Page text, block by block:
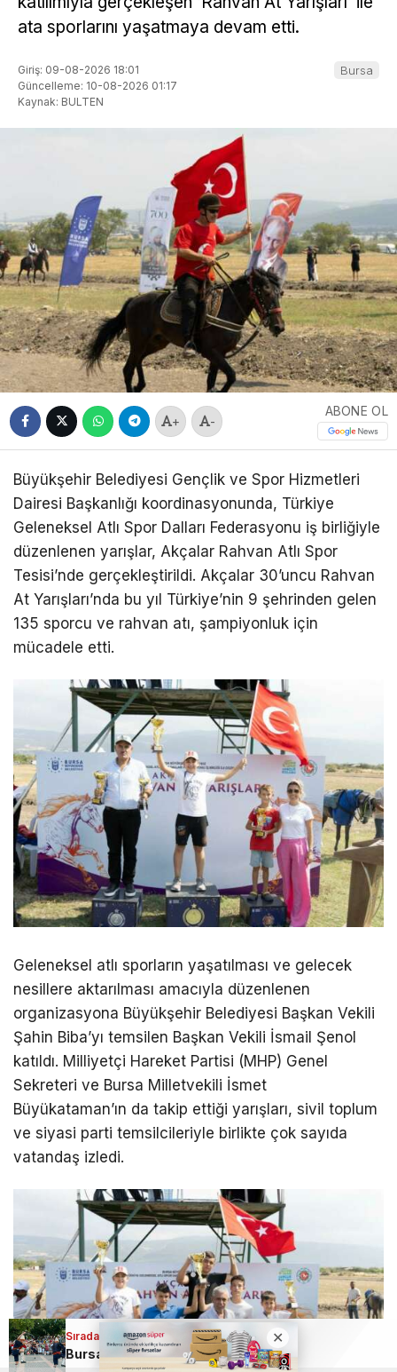
Sıradaki Haber
Bursa’da rahvan atları yarışları nefes kesti
ata sporlarını yaşatmaya devam etti.
Giriş: 09-08-2026 18:01
Güncelleme: 10-08-2026 01:17
Kaynak: BULTEN
Bursa
+ -
ABONE OL
Büyükşehir Belediyesi Gençlik ve Spor Hizmetleri
Dairesi Başkanlığı koordinasyonunda, Türkiye
Geleneksel Atlı Spor Dalları Federasyonu iş birliğiyle
düzenlenen yarışlar, Akçalar Rahvan Atlı Spor
Tesisi’nde gerçekleştirildi. Akçalar 30’uncu Rahvan
At Yarışları’nda bu yıl Türkiye’nin 9 şehrinden gelen
135 sporcu ve rahvan atı, şampiyonluk için
mücadele etti.
Geleneksel atlı sporların yaşatılması ve gelecek
nesillere aktarılması amacıyla düzenlenen
organizasyona Büyükşehir Belediyesi Başkan Vekili
Şahin Biba’yı temsilen Başkan Vekili İsmail Şenol
katıldı. Milliyetçi Hareket Partisi (MHP) Genel
Sekreteri ve Bursa Milletvekili İsmet
Büyükataman’ın da takip ettiği yarışları, sivil toplum
ve siyasi parti temsilcileriyle birlikte çok sayıda
vatandaş izledi.
Sıradaki Haber
Bursa’da 700 yıllık fetih ruhu işte böyle yaşatılıyor